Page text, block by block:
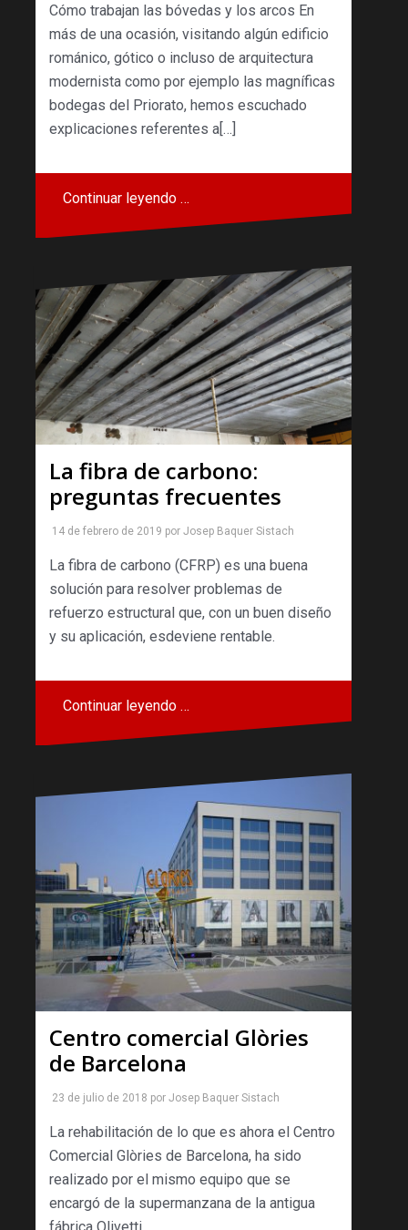
Cómo trabajan las bóvedas y los arcos En
más de una ocasión, visitando algún edificio
románico, gótico o incluso de arquitectura
modernista como por ejemplo las magníficas
bodegas del Priorato, hemos escuchado
explicaciones referentes a[…]
Continuar leyendo …
La fibra de carbono:
preguntas frecuentes
14 de febrero de 2019 por Josep Baquer Sistach
La fibra de carbono (CFRP) es una buena
solución para resolver problemas de
refuerzo estructural que, con un buen diseño
y su aplicación, esdeviene rentable.
Continuar leyendo …
Centro comercial Glòries
de Barcelona
23 de julio de 2018 por Josep Baquer Sistach
La rehabilitación de lo que es ahora el Centro
Comercial Glòries de Barcelona, ha sido
realizado por el mismo equipo que se
encargó de la supermanzana de la antigua